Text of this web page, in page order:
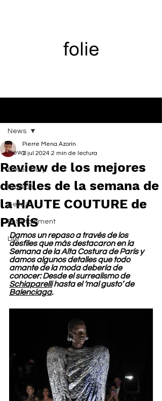
News
Cover Story
Fashion
Belleza
Entertainment
Life
News
Review de los mejores
desfiles de la semana de
la HAUTE COUTURE de
PARÍS
Pierre Mena Azorín
2 jul 2024 2 min de lectura
Damos un repaso a través de los
desfiles que más destacaron en la
Semana de la Alta Costura de París y
damos algunos detalles que todo
amante de la moda debería de
conocer: Desde el surrealismo de
Schiaparelli hasta el ‘mal gusto’ de
Balenciaga.